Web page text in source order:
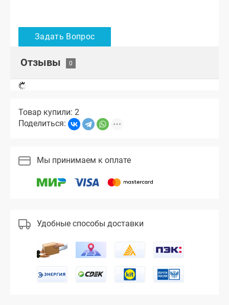
Отзывы
Товар купили: 2
Поделиться:
Мы принимаем к оплате
Удобные способы доставки